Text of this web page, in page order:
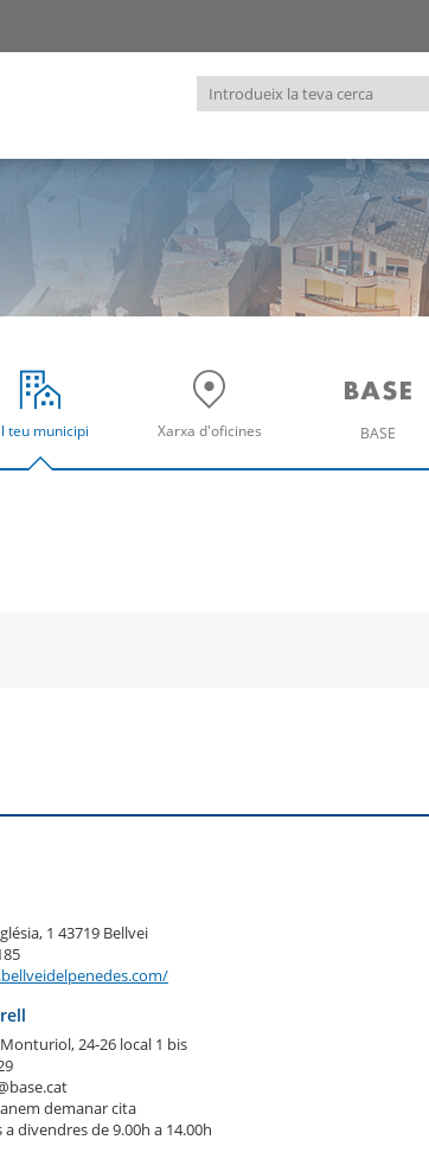
Introdueix
la
cerca
teu municipi Xarxa d'oficines
Obre
BASE
Obre
1 43719 Bellvei
24-26 local 1 bis
demanar cita
a divendres de 9.00h a 14.00h